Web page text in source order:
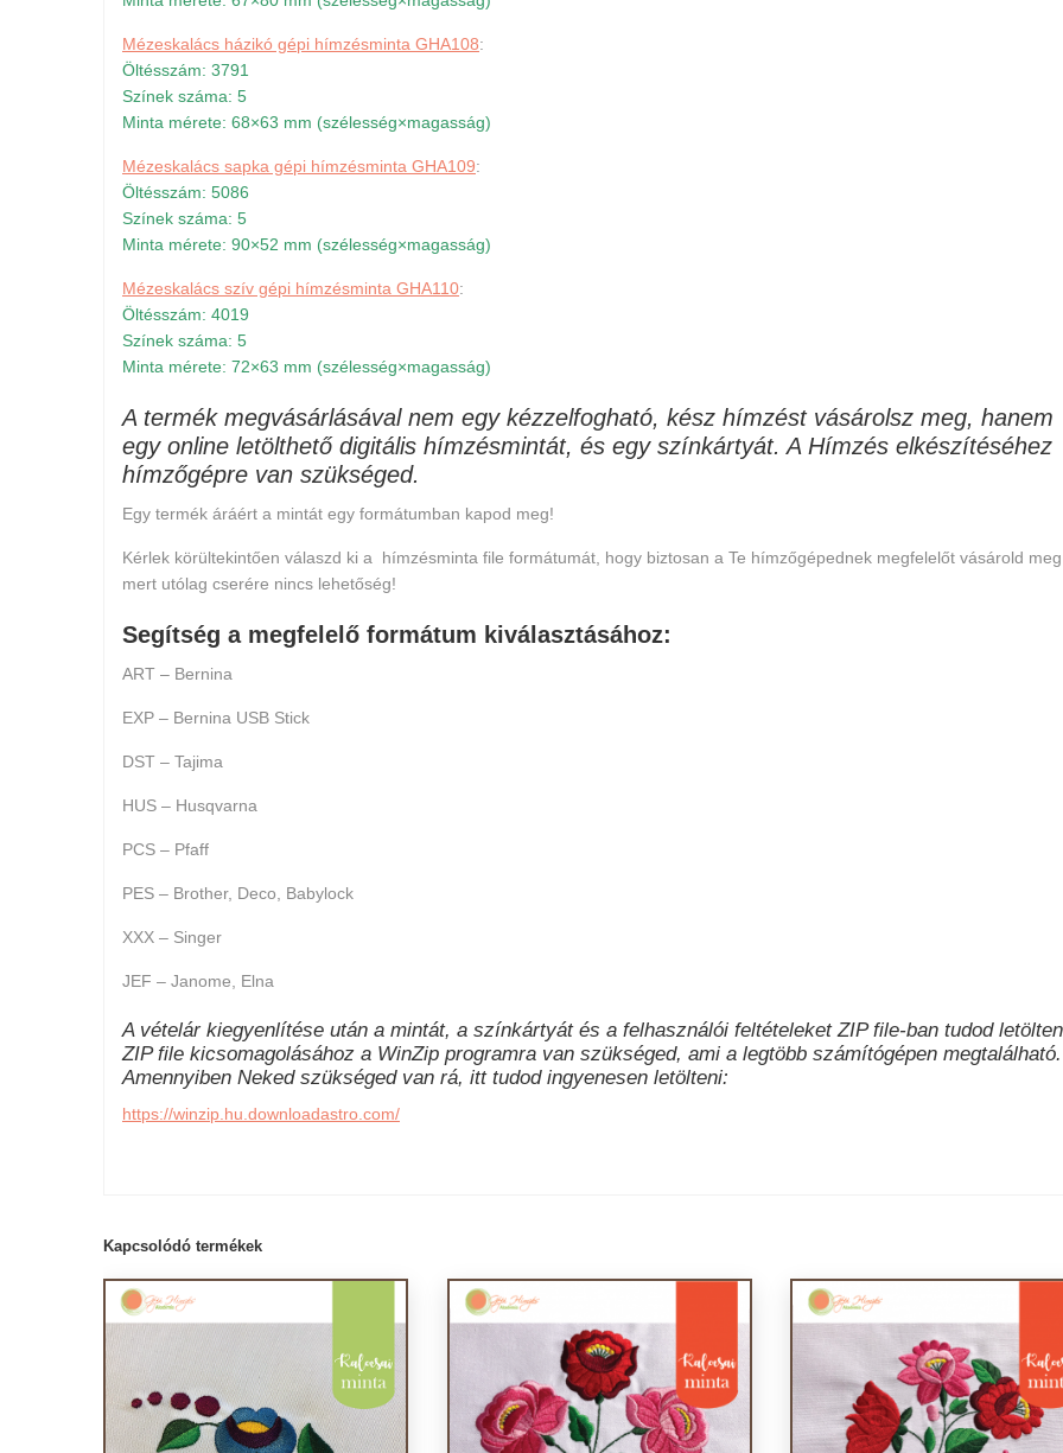
Mézeskalács házikó gépi hímzésminta GHA108:
Öltésszám: 3791
Színek száma: 5
Minta mérete: 68×63 mm (szélesség×magasság)
Mézeskalács sapka gépi hímzésminta GHA109:
Öltésszám: 5086
Színek száma: 5
Minta mérete: 90×52 mm (szélesség×magasság)
Mézeskalács szív gépi hímzésminta GHA110:
Öltésszám: 4019
Színek száma: 5
Minta mérete: 72×63 mm (szélesség×magasság)
A termék megvásárlásával nem egy kézzelfogható, kész hímzést vásárolsz meg, hanem
egy online letölthető digitális hímzésmintát, és egy színkártyát. A Hímzés elkészítéséhez
hímzőgépre van szükséged.
Egy termék áráért a mintát egy formátumban kapod meg!
Kérlek körültekintően válaszd ki a hímzésminta file formátumát, hogy biztosan a Te hímzőgépednek megfelelőt vásárold
mert utólag cserére nincs lehetőség!
Segítség a megfelelő formátum kiválasztásához:
ART – Bernina
EXP – Bernina USB Stick
DST – Tajima
HUS – Husqvarna
PCS – Pfaff
PES – Brother, Deco, Babylock
XXX – Singer
JEF – Janome, Elna
A vételár kiegyenlítése után a mintát, a színkártyát és a felhasználói feltételeket ZIP file-ban tudod
ZIP file kicsomagolásához a WinZip programra van szükséged, ami a legtöbb számítógépen megtalálható.
Amennyiben Neked szükséged van rá, itt tudod ingyenesen letölteni:
https://winzip.hu.downloadastro.com/
Kapcsolódó termékek